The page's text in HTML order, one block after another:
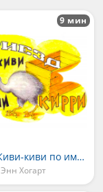
Приезд Киви-киви по имени Кирри
Энн Хогарт
9 мин